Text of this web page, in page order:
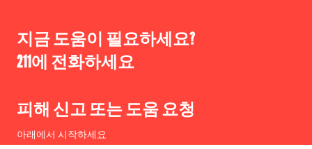
지금 도움이 필요하세요?
211에 전화하세요
피해 신고 또는 도움 요청
아래에서 시작하세요